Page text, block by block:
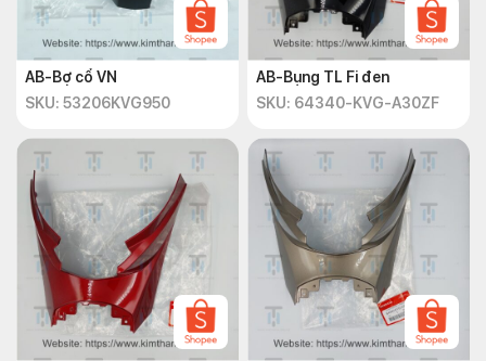
AB-Bợ cổ VN
SKU: 53206KVG950
AB-Bụng TL Fi đen
SKU: 64340-KVG-A30ZF